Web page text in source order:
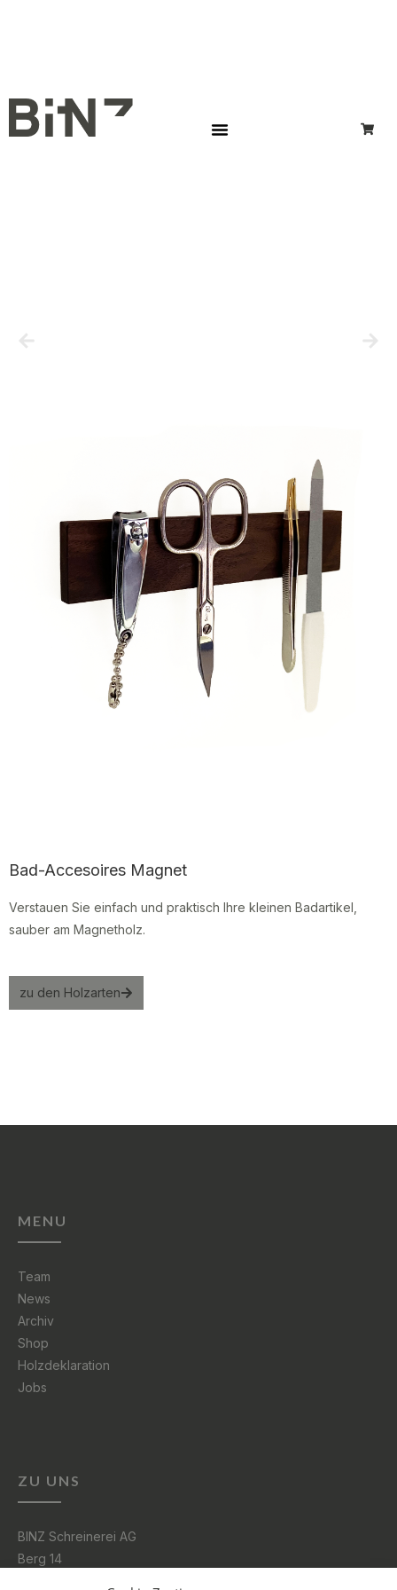
Bad-Accesoires Magnet
Verstauen Sie einfach und praktisch Ihre kleinen Badartikel,
sauber am Magnetholz.
zu den Holzarten
MENU
Team
News
Archiv
Shop
Holzdeklaration
Jobs
ZU UNS
BINZ Schreinerei AG
Berg 14